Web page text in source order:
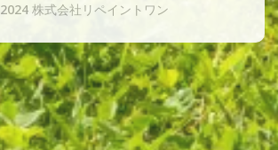
株式会社リペイントワン